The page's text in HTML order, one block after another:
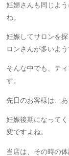
妊婦さんも同じよ
ね。
妊娠してサロンを
ロンさんが多いよう
そんな中でも、テ
す。
先日のお客様は、あ
妊娠後期になって
変ですよね。
当店は、その時の